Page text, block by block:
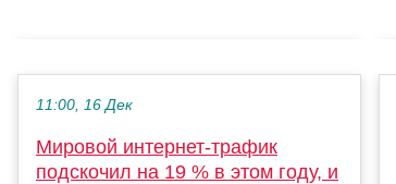
11:00, 16 Дек
Мировой интернет-трафик
подскочил на 19 % в этом году, и